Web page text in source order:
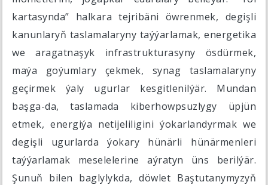
kartasynda” halkara tejribäni öwrenmek, degişli
kanunlaryň taslamalaryny taýýarlamak, energetika
we aragatnaşyk infrastrukturasyny ösdürmek,
maýa goýumlary çekmek, synag taslamalaryny
geçirmek ýaly ugurlar kesgitlenilýär. Mundan
başga-da, taslamada kiberhowpsuzlygy üpjün
etmek, energiýa netijeliligini ýokarlandyrmak we
degişli ugurlarda ýokary hünärli hünärmenleri
taýýarlamak meselelerine aýratyn üns berilýär.
Şunuň bilen baglylykda, döwlet Baştutanymyzyň